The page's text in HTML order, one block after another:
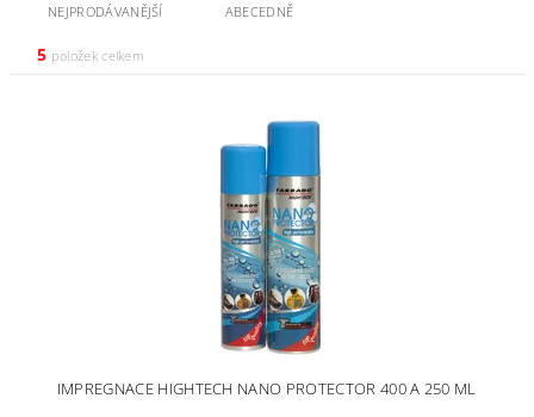
NEJPRODÁVANĚJŠÍ ABECEDNĚ
5 položek celkem
IMPREGNACE HIGHTECH NANO PROTECTOR 400 A 250 ML